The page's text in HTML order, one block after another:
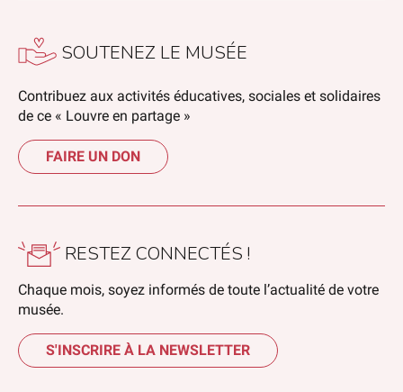
SOUTENEZ LE MUSÉE
Contribuez aux activités éducatives, sociales et solidaires
de ce « Louvre en partage »
FAIRE UN DON
RESTEZ CONNECTÉS !
Chaque mois, soyez informés de toute l’actualité de votre
musée.
S'INSCRIRE À LA NEWSLETTER